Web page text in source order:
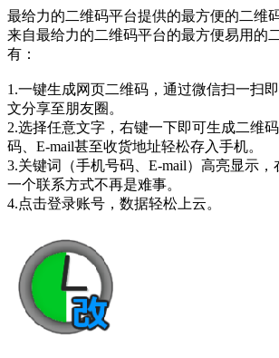
最给力的二维码平台提供的最方便的二维
来自最给力的二维码平台的最方便易用的
有：
1.一键生成网页二维码，通过微信扫一扫
文分享至朋友圈。
2.选择任意文字，右键一下即可生成二维
码、E-mail甚至收货地址轻松存入手机。
3.关键词（手机号码、E-mail）高亮显示
一个联系方式不再是难事。
4.点击登录账号，数据轻松上云。